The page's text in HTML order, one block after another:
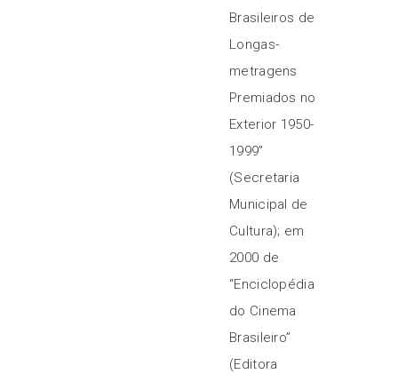
Brasileiros de
Longas-
metragens
Premiados no
Exterior 1950-
1999”
(Secretaria
Municipal de
Cultura); em
2000 de
“Enciclopédia
do Cinema
Brasileiro”
(Editora